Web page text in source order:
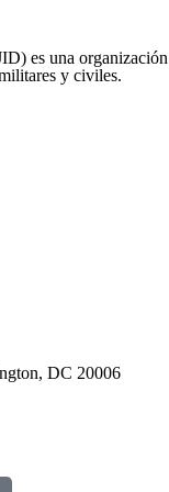
es una
y civiles.
DC 20006